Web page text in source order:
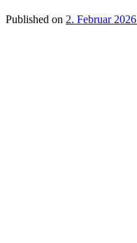
Published on 2. Februar 2026